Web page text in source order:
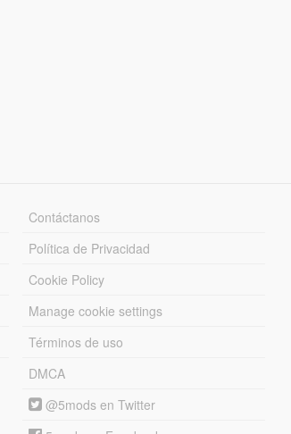
Contáctanos
Política de Privacidad
Cookie Policy
Manage cookie settings
Términos de uso
DMCA
@5mods en Twitter